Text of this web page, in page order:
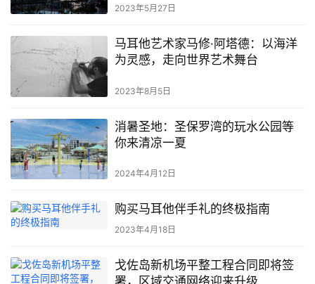
2023年5月27日
马耳他艺术家马修·阿塔德：以海洋
为灵感，走向世界艺术舞台
2023年8月5日
消暑圣地：圣保罗湾的玩水公园等
你来清凉一夏
2024年4月12日
购买马耳他伴手礼的终极指南
2023年4月18日
戈佐岛新机场平整工程合同即将签
署，区域交通网络迎来升级